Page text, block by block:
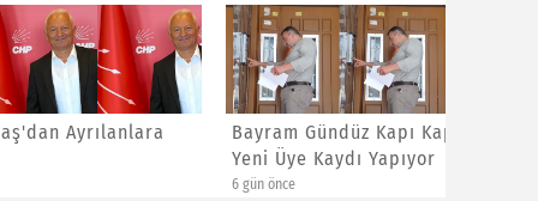
Bayram Gündüz Kapı Kapı Dolaşıp
Yeni Üye Kaydı Yapıyor